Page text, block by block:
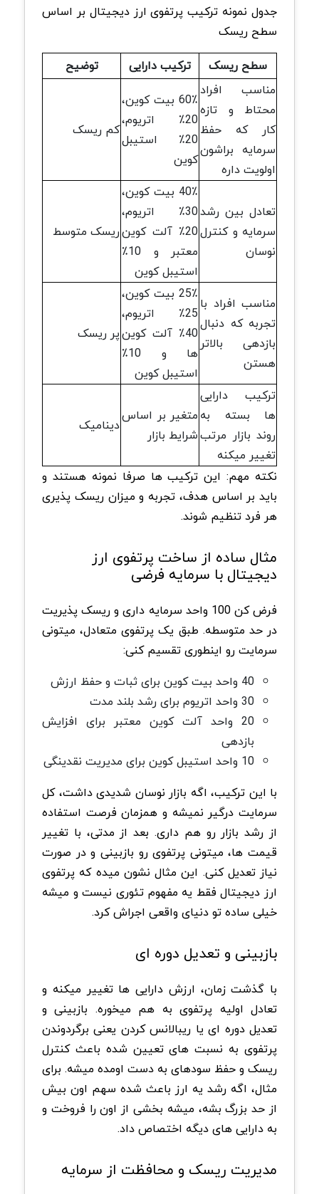
جدول نمونه ترکیب پرتفوی ارز دیجیتال بر اساس
سطح ریسک
سطح ریسک
ترکیب دارایی
توضیح
مناسب افراد
محتاط و تازه
کار که حفظ
سرمایه براشون
اولویت داره
60٪ بیت کوین،
20٪ اتریوم،
20٪ استیبل
کوین
کم ریسک
تعادل بین رشد
سرمایه و کنترل
نوسان
40٪ بیت کوین،
30٪ اتریوم،
20٪ آلت کوین
معتبر و 10٪
استیبل کوین
ریسک متوسط
مناسب افراد با
تجربه که دنبال
بازدهی بالاتر
هستن
25٪ بیت کوین،
25٪ اتریوم،
40٪ آلت کوین
ها و 10٪
استیبل کوین
پر ریسک
ترکیب دارایی
ها بسته به
روند بازار مرتب
تغییر میکنه
متغیر بر اساس
شرایط بازار
دینامیک
نکته مهم: این ترکیب ها صرفا نمونه هستند و
باید بر اساس هدف، تجربه و میزان ریسک پذیری
هر فرد تنظیم شوند.
مثال ساده از ساخت پرتفوی ارز
دیجیتال با سرمایه فرضی
فرض کن 100 واحد سرمایه داری و ریسک پذیریت
در حد متوسطه. طبق یک پرتفوی متعادل، میتونی
سرمایت رو اینطوری تقسیم کنی:
40 واحد بیت کوین برای ثبات و حفظ ارزش
30 واحد اتریوم برای رشد بلند مدت
20 واحد آلت کوین معتبر برای افزایش
بازدهی
10 واحد استیبل کوین برای مدیریت نقدینگی
با این ترکیب، اگه بازار نوسان شدیدی داشت، کل
سرمایت درگیر نمیشه و همزمان فرصت استفاده
از رشد بازار رو هم داری. بعد از مدتی، با تغییر
قیمت ها، میتونی پرتفوی رو بازبینی و در صورت
نیاز تعدیل کنی. این مثال نشون میده که پرتفوی
ارز دیجیتال فقط یه مفهوم تئوری نیست و میشه
خیلی ساده تو دنیای واقعی اجراش کرد.
بازبینی و تعدیل دوره ای
با گذشت زمان، ارزش دارایی ها تغییر میکنه و
تعادل اولیه پرتفوی به هم میخوره. بازبینی و
تعدیل دوره ای یا ریبالانس کردن یعنی برگردوندن
پرتفوی به نسبت های تعیین شده باعث کنترل
ریسک و حفظ سودهای به دست اومده میشه. برای
مثال، اگه رشد یه ارز باعث شده سهم اون بیش
از حد بزرگ بشه، میشه بخشی از اون را فروخت و
به دارایی های دیگه اختصاص داد.
مدیریت ریسک و محافظت از سرمایه